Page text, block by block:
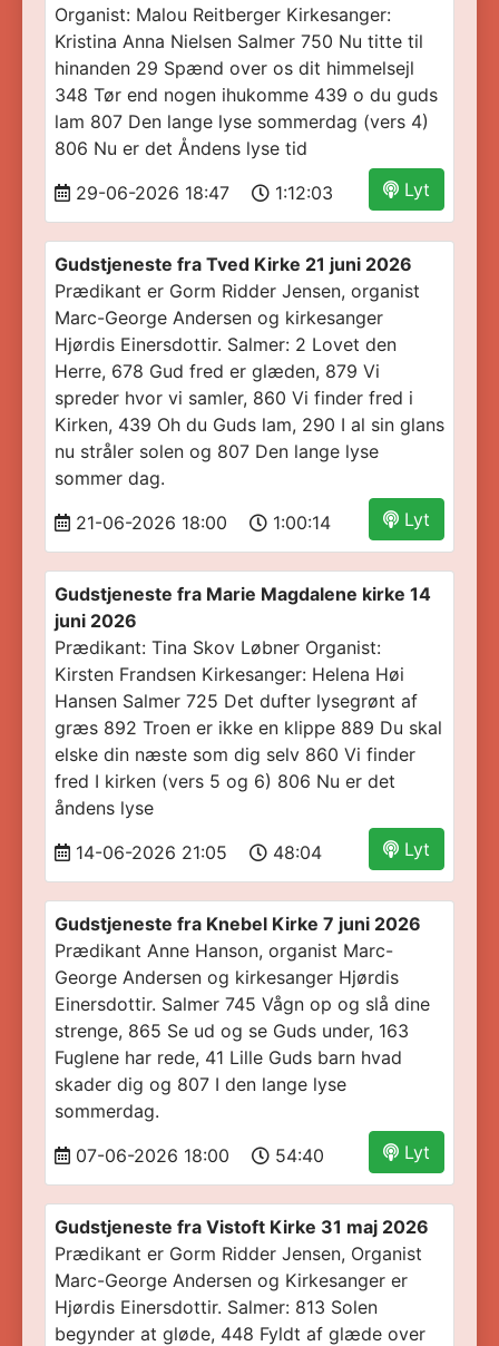
Organist: Malou Reitberger Kirkesanger:
Kristina Anna Nielsen Salmer 750 Nu titte til
hinanden 29 Spænd over os dit himmelsejl
348 Tør end nogen ihukomme 439 o du guds
lam 807 Den lange lyse sommerdag (vers 4)
806 Nu er det Åndens lyse tid
Lyt
29-06-2026 18:47 1:12:03
Gudstjeneste fra Tved Kirke 21 juni 2026
Prædikant er Gorm Ridder Jensen, organist
Marc-George Andersen og kirkesanger
Hjørdis Einersdottir. Salmer: 2 Lovet den
Herre, 678 Gud fred er glæden, 879 Vi
spreder hvor vi samler, 860 Vi finder fred i
Kirken, 439 Oh du Guds lam, 290 I al sin glans
nu stråler solen og 807 Den lange lyse
sommer dag.
Lyt
21-06-2026 18:00 1:00:14
Gudstjeneste fra Marie Magdalene kirke 14
juni 2026
Prædikant: Tina Skov Løbner Organist:
Kirsten Frandsen Kirkesanger: Helena Høi
Hansen Salmer 725 Det dufter lysegrønt af
græs 892 Troen er ikke en klippe 889 Du skal
elske din næste som dig selv 860 Vi finder
fred I kirken (vers 5 og 6) 806 Nu er det
åndens lyse
Lyt
14-06-2026 21:05 48:04
Gudstjeneste fra Knebel Kirke 7 juni 2026
Prædikant Anne Hanson, organist Marc-
George Andersen og kirkesanger Hjørdis
Einersdottir. Salmer 745 Vågn op og slå dine
strenge, 865 Se ud og se Guds under, 163
Fuglene har rede, 41 Lille Guds barn hvad
skader dig og 807 I den lange lyse
sommerdag.
Lyt
07-06-2026 18:00 54:40
Gudstjeneste fra Vistoft Kirke 31 maj 2026
Prædikant er Gorm Ridder Jensen, Organist
Marc-George Andersen og Kirkesanger er
Hjørdis Einersdottir. Salmer: 813 Solen
begynder at gløde, 448 Fyldt af glæde over